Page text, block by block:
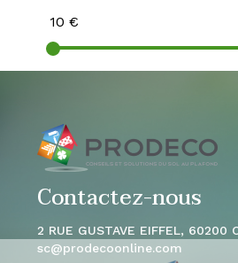
10 €
Contactez-nous
2 RUE GUSTAVE EIFFEL, 60200
sc@prodecoonline.com